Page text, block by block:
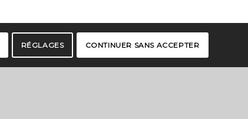
RÉGLAGES CONTINUER SANS ACCEPTER